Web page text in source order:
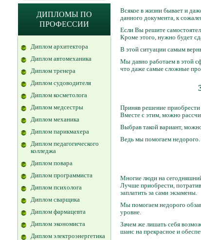
ДИПЛОМЫ ПО
ПРОФЕССИИ
Диплом архитектора
Диплом автомеханика
Диплом тренера
Диплом судоводителя
Диплом косметолога
Диплом медсестры
Диплом механика
Диплом парикмахера
Диплом педагогического
колледжа
Диплом повара
Диплом программиста
Диплом психолога
Диплом сварщика
Диплом фармацевта
Диплом экономиста
Диплом электроэнергетика
Всякое в жизни бывает и
данного документа, к
Если Вы решите
Кроме этого, нужно будет
В этой ситуации самым
Мы давно работаем в этой
что даже самые сложные
Приняв решение приобрести
Вместе с этим, можно
Выбрав такой вариант,
Ведь мы помогаем недорого.
Многие люди на
Лучше приобрести,
заплатить за сами экзамены.
Мы помогаем недорого
уровне.
Зачем же лишать себя
шанс на прекрасное и